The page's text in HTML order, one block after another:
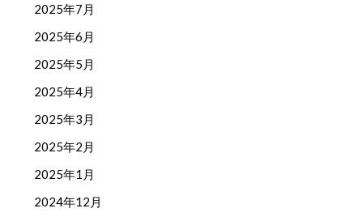
2025年7月
2025年6月
2025年5月
2025年4月
2025年3月
2025年2月
2025年1月
2024年12月